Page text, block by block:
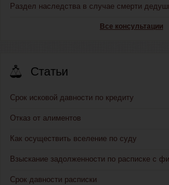
Раздел наследства в случае смерти
Все консультации
Статьи
Срок исковой давности по кредиту
Отказ от алиментов
Как осуществить вселение по суду
Взыскание задолженности по расписке с
Срок давности расписки